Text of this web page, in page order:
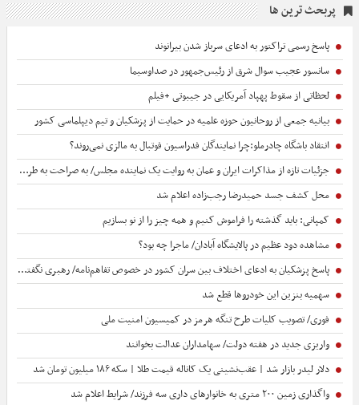
پربحث ترین ها
پاسخ رسمی تراکتور به ادعای سرباز شدن بیرانوند
سانسور عجیب سوال شرق از رئیس‌جمهور در صداوسیما
لحظاتی از سقوط پهپاد آمریکایی در جیبوتی +فیلم
بیانیه جمعی از روحانیون حوزه علمیه در حمایت از پزشکیان و تیم دیپلماسی کشور
انتقاد باشگاه چادرملو:چرا نمایندگان فدراسیون فوتبال به مالزی نمی‌روند؟
جزئیات تازه از مذاکرات ایران و عمان به روایت یک نماینده مجلس/ به صراحت به طرف عمانی گفته‌ایم که...
محل کشف جسد حمیدرضا رجب‌زاده اعلام شد
کمپانی: باید گذشته را فراموش کنیم و همه‌ چیز را از نو بسازیم
مشاهده دود عظیم در پالایشگاه آبادان/ ماجرا چه بود؟
پاسخ پزشکیان به ادعای اختلاف بین سران کشور در خصوص تفاهم‌نامه/ رهبری نگفته‌اند نظر مرا رد یا تأیید کن، نظر خودم را خواسته‌اند
سهمیه بنزین این خودروها قطع شد
فوری/ تصویب کلیات طرح تنگه هرمز در کمیسیون امنیت ملی
واریزی جدید در هفته دولت/ سهامداران عدالت بخوانند
دلار لیدر بازار شد | عقب‌نشینی یک کاناله قیمت طلا | سکه ۱۸۶ میلیون تومان شد
واگذاری زمین ۲۰۰ متری به خانوارهای داری سه فرزند/ شرایط اعلام شد